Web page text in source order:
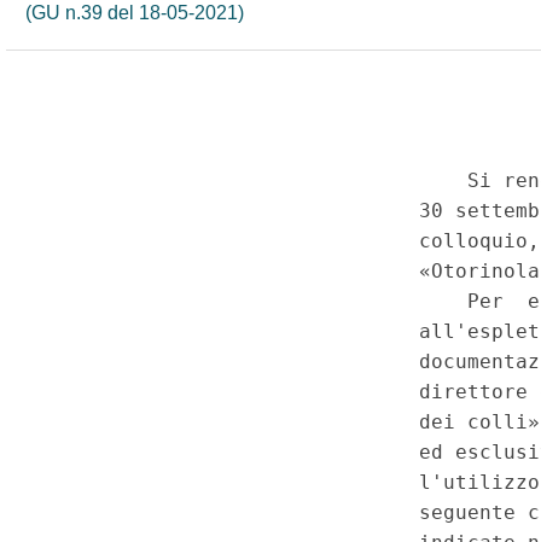
(GU n.39 del 18-05-2021)